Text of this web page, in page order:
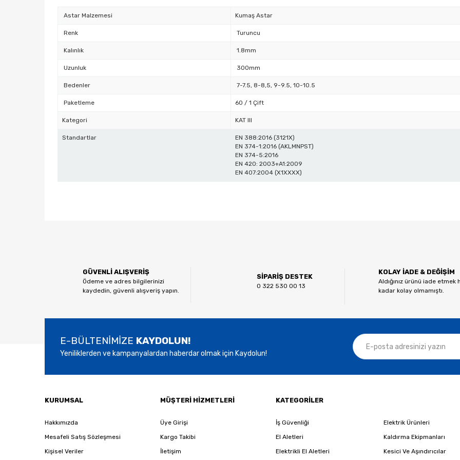
Astar Malzemesi Kumaş Astar
Renk Turuncu
Kalınlık 1.8mm
Uzunluk 300mm
Bedenler 7-7.5, 8-8,5, 9-9.5, 10-10.5
Paketleme 60 / 1 Çift
Kategori KAT III
Standartlar
EN 388:2016 (3121X)
EN 374-1:2016 (AKLMNPST)
EN 374-5:2016
EN 420: 2003+A1:2009
EN 407:2004 (X1XXXX)
Ürün açıklamasında eksik bilgiler bulunuyor.
Ürün bilgilerinde hatalar bulunuyor.
GÜVENLİ ALIŞVERİŞ
Ödeme ve adres bilgilerinizi
kaydedin, güvenli alışveriş yapın.
SİPARİŞ DESTEK
0 322 530 00 13
KOLAY İADE & DEĞİŞİM
Aldığınız ürünü iade etmek
kadar kolay olmamıştı.
E-BÜLTENİMİZE KAYDOLUN!
Yeniliklerden ve kampanyalardan haberdar olmak için Kaydolun!
KURUMSAL
Hakkımızda
Mesafeli Satış Sözleşmesi
Kişisel Veriler
MÜŞTERİ HİZMETLERİ
Üye Girişi
Kargo Takibi
İletişim
KATEGORİLER
İş Güvenliği
Elektrik Ürünleri
El Aletleri
Kaldırma Ekipmanları
Elektrikli El Aletleri
Kesici Ve Aşındırıcılar